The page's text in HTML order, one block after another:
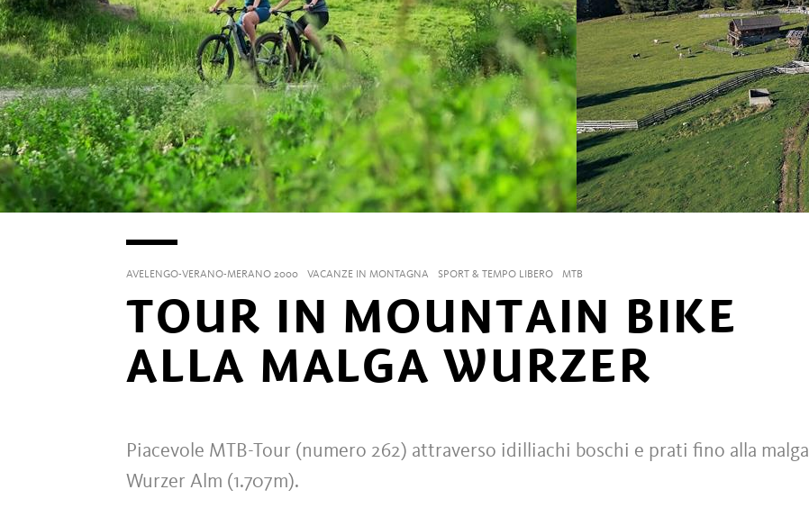
AVELENGO-VERANO-MERANO 2000 VACANZE IN MONTAGNA SPORT & TEMPO LIBERO MTB
TOUR IN MOUNTAIN BIKE
ALLA MALGA WURZER
Piacevole MTB-Tour (numero 262) attraverso idilliachi boschi e prati fino alla malga
Wurzer Alm (1.707m).